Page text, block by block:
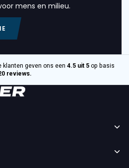
mens en milieu.
klanten geven ons een 4.5 uit 5 op basis
reviews.